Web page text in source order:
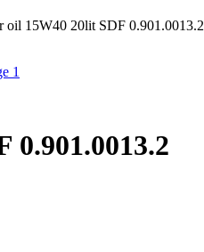
oil 15W40 20lit SDF 0.901.0013.2
0.901.0013.2